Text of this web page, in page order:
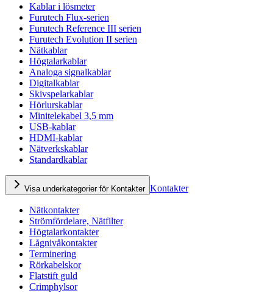
Kablar i lösmeter
Furutech Flux-serien
Furutech Reference III serien
Furutech Evolution II serien
Nätkablar
Högtalarkablar
Analoga signalkablar
Digitalkablar
Skivspelarkablar
Hörlurskablar
Minitelekabel 3,5 mm
USB-kablar
HDMI-kablar
Nätverkskablar
Standardkablar
Visa underkategorier för Kontakter Kontakter
Nätkontakter
Strömfördelare, Nätfilter
Högtalarkontakter
Lågnivåkontakter
Terminering
Rörkabelskor
Flatstift guld
Crimphylsor